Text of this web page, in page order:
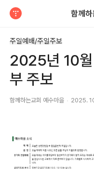
함께
주일예배/주일주보
2025년 10
부 주보
함께하는교회 예수마을 2025.